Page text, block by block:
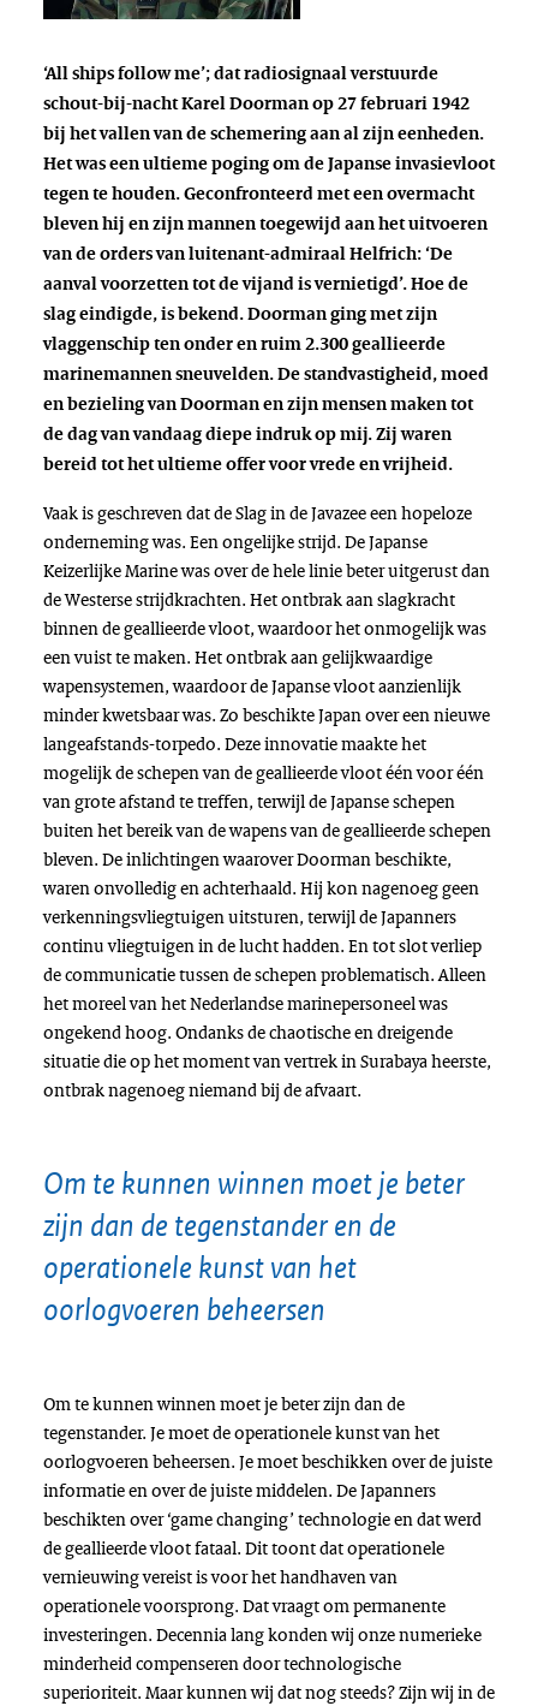
‘All ships follow me’; dat radiosignaal verstuurde
schout-bij-nacht Karel Doorman op 27 februari 1942
bij het vallen van de schemering aan al zijn eenheden.
Het was een ultieme poging om de Japanse invasievloot
tegen te houden. Geconfronteerd met een overmacht
bleven hij en zijn mannen toegewijd aan het uitvoeren
van de orders van luitenant-admiraal Helfrich: ‘De
aanval voorzetten tot de vijand is vernietigd’. Hoe de
slag eindigde, is bekend. Doorman ging met zijn
vlaggenschip ten onder en ruim 2.300 geallieerde
marinemannen sneuvelden. De standvastigheid, moed
en bezieling van Doorman en zijn mensen maken tot
de dag van vandaag diepe indruk op mij. Zij waren
bereid tot het ultieme offer voor vrede en vrijheid.
Vaak is geschreven dat de Slag in de Javazee een hopeloze
onderneming was. Een ongelijke strijd. De Japanse
Keizerlijke Marine was over de hele linie beter uitgerust dan
de Westerse strijdkrachten. Het ontbrak aan slagkracht
binnen de geallieerde vloot, waardoor het onmogelijk was
een vuist te maken. Het ontbrak aan gelijkwaardige
wapensystemen, waardoor de Japanse vloot aanzienlijk
minder kwetsbaar was. Zo beschikte Japan over een nieuwe
langeafstands-torpedo. Deze innovatie maakte het
mogelijk de schepen van de geallieerde vloot één voor één
van grote afstand te treffen, terwijl de Japanse schepen
buiten het bereik van de wapens van de geallieerde schepen
bleven. De inlichtingen waarover Doorman beschikte,
waren onvolledig en achterhaald. Hij kon nagenoeg geen
verkenningsvliegtuigen uitsturen, terwijl de Japanners
continu vliegtuigen in de lucht hadden. En tot slot verliep
de communicatie tussen de schepen problematisch. Alleen
het moreel van het Nederlandse marinepersoneel was
ongekend hoog. Ondanks de chaotische en dreigende
situatie die op het moment van vertrek in Surabaya heerste,
ontbrak nagenoeg niemand bij de afvaart.
Om te kunnen winnen moet je beter
zijn dan de tegenstander en de
operationele kunst van het
oorlogvoeren beheersen
Om te kunnen winnen moet je beter zijn dan de
tegenstander. Je moet de operationele kunst van het
oorlogvoeren beheersen. Je moet beschikken over de juiste
informatie en over de juiste middelen. De Japanners
beschikten over ‘game changing’ technologie en dat werd
de geallieerde vloot fataal. Dit toont dat operationele
vernieuwing vereist is voor het handhaven van
operationele voorsprong. Dat vraagt om permanente
investeringen. Decennia lang konden wij onze numerieke
minderheid compenseren door technologische
superioriteit. Maar kunnen wij dat nog steeds? Zijn wij in de